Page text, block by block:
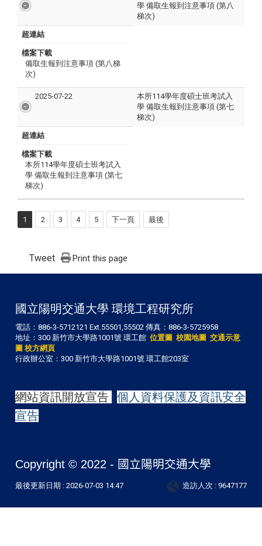
學 備取生報到注意事項 (第八
梯次)
超連結
檔案下載
備取生報到注意事項 (第八梯
次)
2025-07-22
本所114學年度碩士班考試入
學 備取生報到注意事項 (第七
梯次)
超連結
檔案下載
本所114學年度碩士班考試入
學 備取生報到注意事項 (第七
梯次)
1 2 3 4 5 下一頁 最後
Tweet Print this page
國立陽明交通大學 環境工程研究所
電話：886-3-5712121 Ext.55501,55502 傳真：886-3-5725958
地址：300 新竹市大學路1001號 環工館 位置圖 校園地圖 交通示意
圖 校方網頁
行政辦公室：300 新竹市大學路1001號 環工館203室
網站資訊開放宣告
個人資料保護及資訊安全
宣告
Copyright © 2022 - 國立陽明交通大學
造訪人次 : 9647177
最後更新日期 : 2026-07-03 14:47